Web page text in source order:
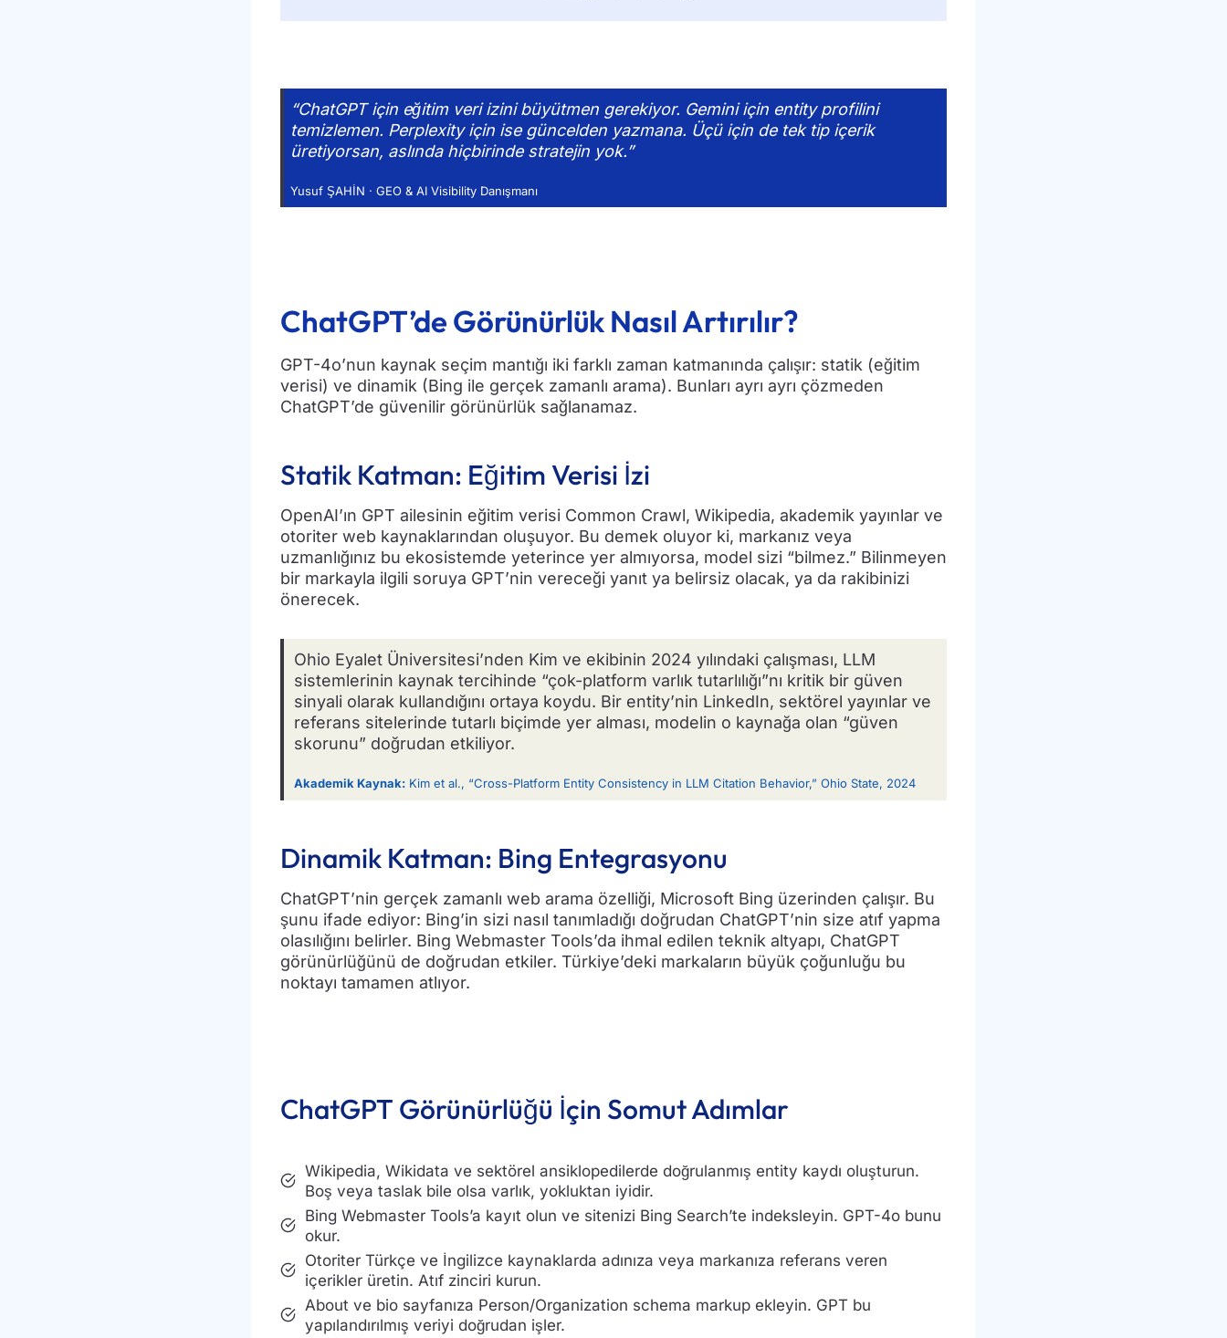
“ChatGPT için eğitim veri izini büyütmen gerekiyor. Gemini için entity profilini
temizlemen. Perplexity için ise güncelden yazmana. Üçü için de tek tip içerik
üretiyorsan, aslında hiçbirinde stratejin yok.”
Yusuf ŞAHİN · GEO & AI Visibility Danışmanı
ChatGPT’de Görünürlük Nasıl Artırılır?
GPT-4o’nun kaynak seçim mantığı iki farklı zaman katmanında çalışır: statik (eğitim
verisi) ve dinamik (Bing ile gerçek zamanlı arama). Bunları ayrı ayrı çözmeden
ChatGPT’de güvenilir görünürlük sağlanamaz.
Statik Katman: Eğitim Verisi İzi
OpenAI’ın GPT ailesinin eğitim verisi Common Crawl, Wikipedia, akademik yayınlar ve
otoriter web kaynaklarından oluşuyor. Bu demek oluyor ki, markanız veya
uzmanlığınız bu ekosistemde yeterince yer almıyorsa, model sizi “bilmez.” Bilinmeyen
bir markayla ilgili soruya GPT’nin vereceği yanıt ya belirsiz olacak, ya da rakibinizi
önerecek.
Ohio Eyalet Üniversitesi’nden Kim ve ekibinin 2024 yılındaki çalışması, LLM
sistemlerinin kaynak tercihinde “çok-platform varlık tutarlılığı”nı kritik bir güven
sinyali olarak kullandığını ortaya koydu. Bir entity’nin LinkedIn, sektörel yayınlar ve
referans sitelerinde tutarlı biçimde yer alması, modelin o kaynağa olan “güven
skorunu” doğrudan etkiliyor.
Akademik Kaynak:Kim et al., “Cross-Platform Entity Consistency in LLM Citation Behavior,” Ohio State, 2024
Dinamik Katman: Bing Entegrasyonu
ChatGPT’nin gerçek zamanlı web arama özelliği, Microsoft Bing üzerinden çalışır. Bu
şunu ifade ediyor: Bing’in sizi nasıl tanımladığı doğrudan ChatGPT’nin size atıf yapma
olasılığını belirler. Bing Webmaster Tools’da ihmal edilen teknik altyapı, ChatGPT
görünürlüğünü de doğrudan etkiler. Türkiye’deki markaların büyük çoğunluğu bu
noktayı tamamen atlıyor.
ChatGPT Görünürlüğü İçin Somut Adımlar
Wikipedia, Wikidata ve sektörel ansiklopedilerde doğrulanmış entity kaydı oluşturun.
Boş veya taslak bile olsa varlık, yokluktan iyidir.
Bing Webmaster Tools’a kayıt olun ve sitenizi Bing Search’te indeksleyin. GPT-4o bunu
okur.
Otoriter Türkçe ve İngilizce kaynaklarda adınıza veya markanıza referans veren
içerikler üretin. Atıf zinciri kurun.
About ve bio sayfanıza Person/Organization schema markup ekleyin. GPT bu
yapılandırılmış veriyi doğrudan işler.